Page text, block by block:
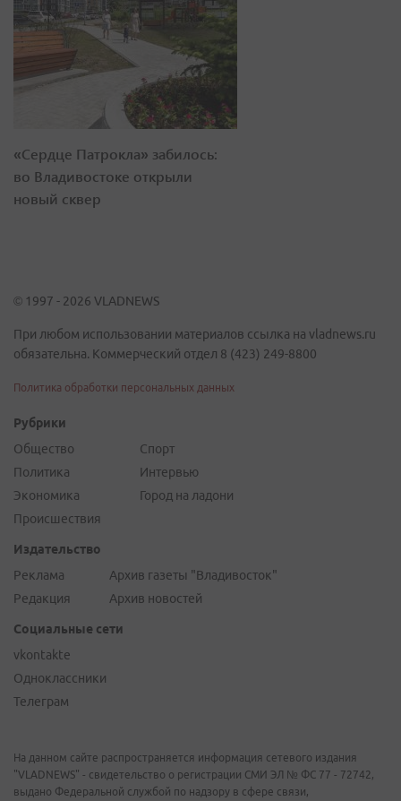
«Сердце Патрокла» забилось:
во Владивостоке открыли
новый сквер
© 1997 - 2026 VLADNEWS
При любом использовании материалов ссылка на vladnews.ru
обязательна. Коммерческий отдел 8 (423) 249-8800
Политика обработки персональных данных
Рубрики
Общество
Политика
Экономика
Происшествия
Спорт
Интервью
Город на ладони
Издательство
Реклама
Редакция
Архив газеты "Владивосток"
Архив новостей
Социальные сети
vkontakte
Одноклассники
Телеграм
На данном сайте распространяется информация сетевого издания
"VLADNEWS" - свидетельство о регистрации СМИ ЭЛ № ФС 77 - 72742,
выдано Федеральной службой по надзору в сфере связи,